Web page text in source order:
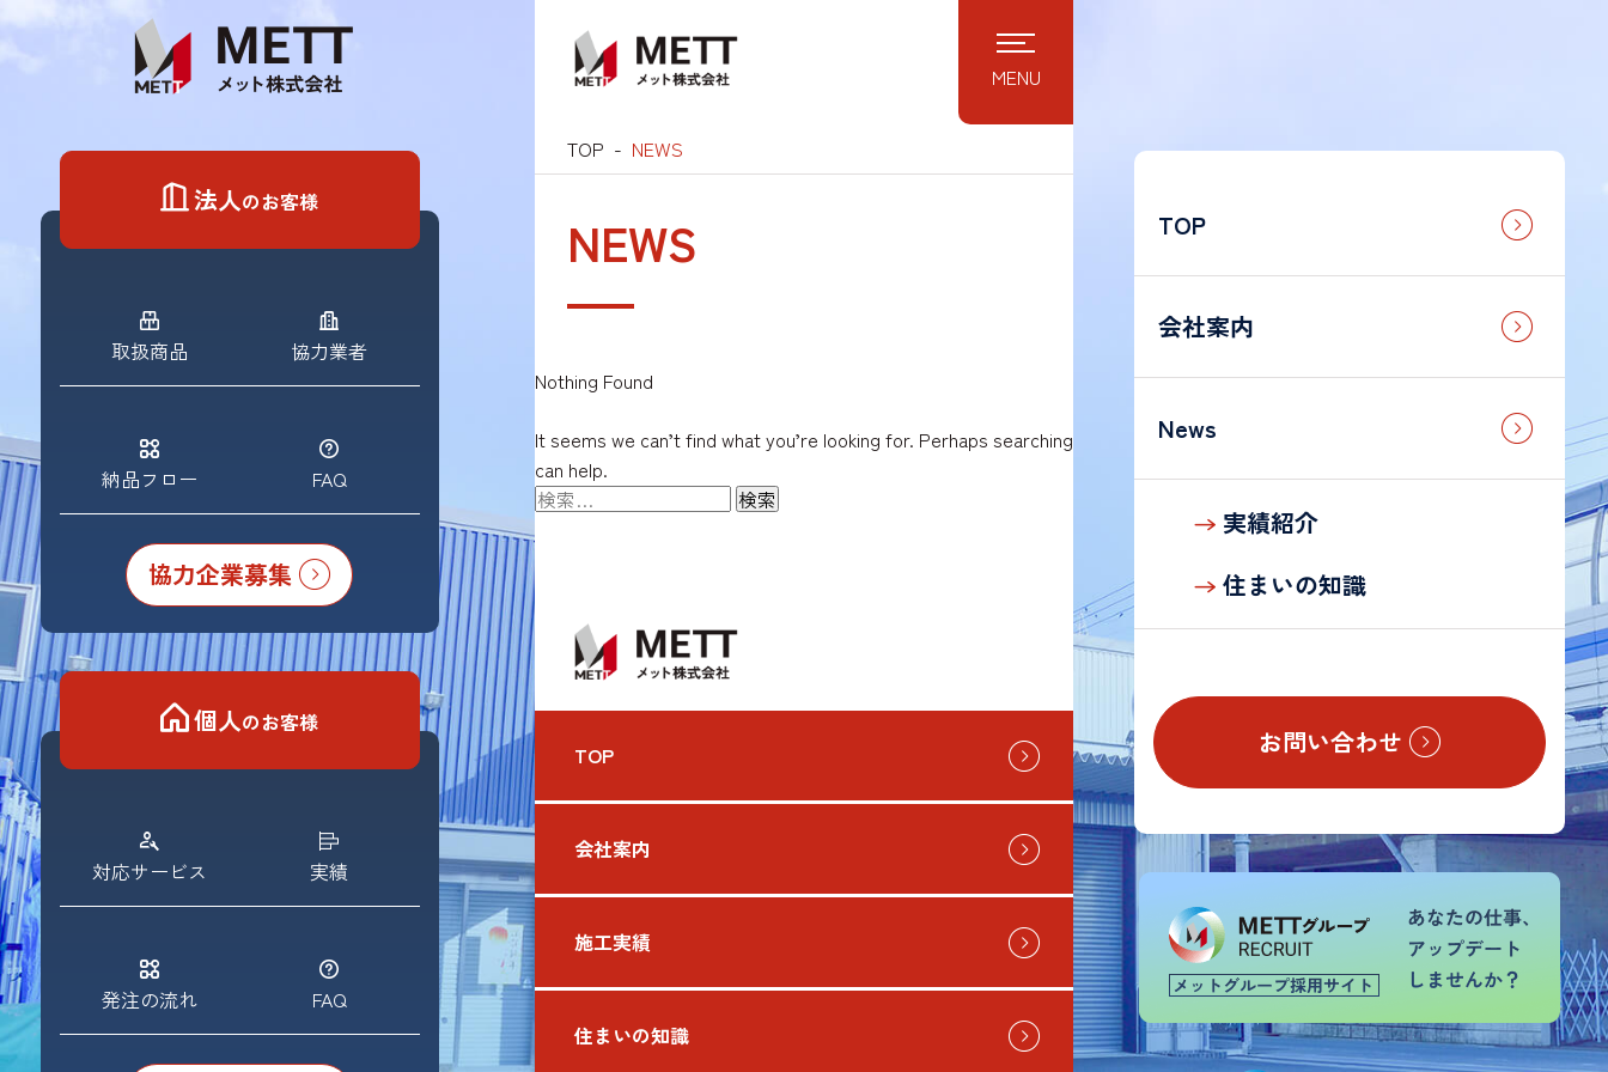
法人のお客様
取扱商品 協力業者
納品フロー FAQ
協力企業募集
個人のお客様
対応サービス 実績
発注の流れ FAQ
TOP
会社案内
News
実績紹介
住まいの知識
お問い合わせ
MENU
客
様
TOP
会
社
案
内
TOP NEWS
NEWS
Nothing Found
It seems we can’t find what you’re looking for. Perhaps searching
can help.
検
索:
TOP
会社案内
施工実績
住まいの知識